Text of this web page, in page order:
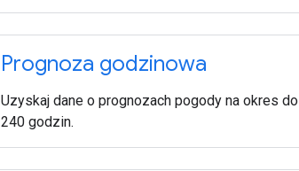
Prognoza godzinowa
Uzyskaj dane o prognozach pogody na okres do
240 godzin.